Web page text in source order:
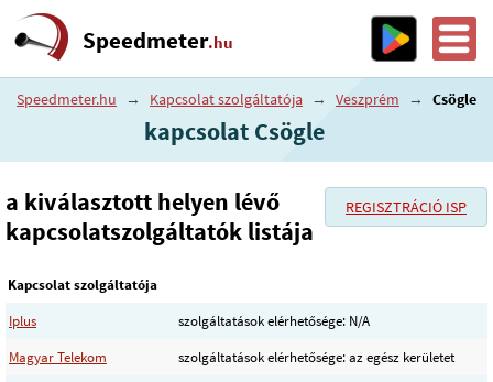
Speedmeter.hu
Speedmeter.hu → Kapcsolat szolgáltatója → Veszprém → Csögle
kapcsolat Csögle
REGISZTRÁCIÓ ISP
a kiválasztott helyen lévő
kapcsolatszolgáltatók listája
Kapcsolat szolgáltatója
Iplus
szolgáltatások elérhetősége: N/A
Magyar Telekom
szolgáltatások elérhetősége: az egész kerületet